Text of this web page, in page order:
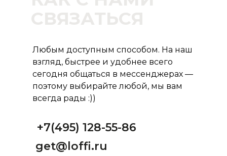
Любым доступным способом. На наш
взгляд, быстрее и удобнее всего
сегодня общаться в мессенджерах —
поэтому выбирайте любой, мы вам
всегда рады :))
+7(495) 128-55-86
get@loffi.ru
СВЯЗАТЬСЯ